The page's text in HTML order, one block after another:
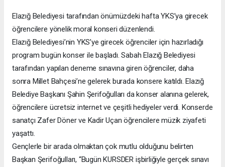
Elazığ Belediyesi tarafından önümüzdeki hafta YKS’ya girecek
öğrencilere yönelik moral konseri düzenlendi.
Elazığ Belediyesi’nin YKS’ye girecek öğrenciler için hazırladığı
program bugün konser ile başladı. Sabah Elazığ Belediyesi
tarafından yapılan deneme sınavına giren öğrenciler, daha
sonra Millet Bahçesi’ne gelerek burada konsere katıldı. Elazığ
Belediye Başkanı Şahin Şerifoğulları da konser alanına gelerek,
öğrencilere ücretsiz internet ve çeşitli hediyeler verdi. Konserde
sanatçı Zafer Döner ve Kadir Uçan öğrencilere müzik ziyafeti
yaşattı.
Gençlerle bir arada olmaktan çok mutlu olduğunu belirten
Başkan Şerifoğulları, “Bugün KURSDER işbirliğiyle gerçek sınavı